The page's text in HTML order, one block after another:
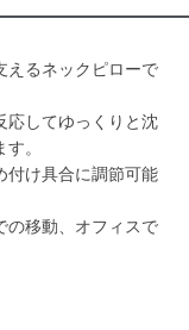
えるネックピローで
応してゆっくりと沈
。
付け具合に調節可能
の移動、オフィスで